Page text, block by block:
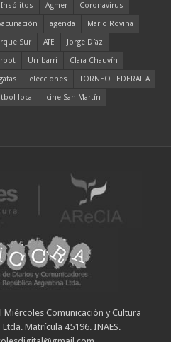
Insólitos Agmer
Coronavirus
agenda
Mario Rovina
Sur ATE
Jorge Díaz
Urribarri
Clara Chauvín
elecciones
TORNEO FEDERAL A
local cine San Martín
Comunicación y Cultura
Matrícula 45196. INAES.